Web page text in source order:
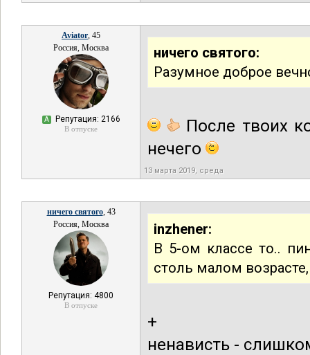
Aviator, 45
Россия, Москва
А Репутация: 2166
В отпуске
ничего святого:
Разумное доброе
После твоих
нечего
13 марта 2019, среда
ничего святого, 43
Россия, Москва
Репутация: 4800
В отпуске
inzhener:
В 5-ом классе то..
столь малом
+
ненависть -